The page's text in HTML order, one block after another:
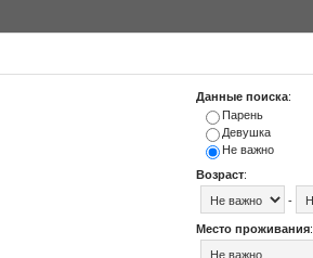
Данные поиска:
Парень
Девушка
Не важно
Возраст:
-
Место проживания: